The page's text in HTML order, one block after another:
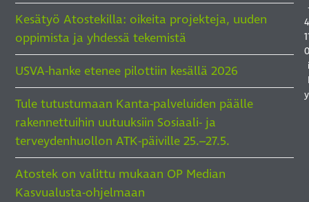
Kesätyö Atostekilla: oikeita projekteja, uuden
oppimista ja yhdessä tekemistä
USVA-hanke etenee pilottiin kesällä 2026
Tule tutustumaan Kanta-palveluiden päälle
rakennettuihin uutuuksiin Sosiaali- ja
terveydenhuollon ATK-päiville 25.–27.5.
Atostek on valittu mukaan OP Median
Kasvualusta-ohjelmaan